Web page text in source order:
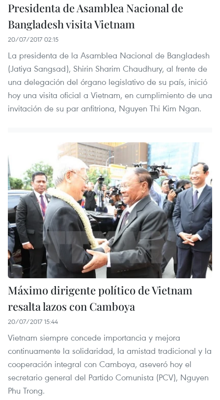
Presidenta de Asamblea Nacional de
Bangladesh visita Vietnam
20/07/2017 02:15
La presidenta de la Asamblea Nacional de Bangladesh
(Jatiya Sangsad), Shirin Sharim Chaudhury, al frente de
una delegación del órgano legislativo de su país, inició
hoy una visita oficial a Vietnam, en cumplimiento de una
invitación de su par anfitriona, Nguyen Thi Kim Ngan.
Máximo dirigente político de Vietnam
resalta lazos con Camboya
20/07/2017 15:44
Vietnam siempre concede importancia y mejora
continuamente la solidaridad, la amistad tradicional y la
cooperación integral con Camboya, aseveró hoy el
secretario general del Partido Comunista (PCV), Nguyen
Phu Trong.